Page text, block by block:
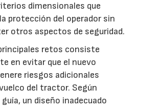
dimensionales que
protección del operador sin
otros aspectos de seguridad.
retos consiste
en evitar que el nuevo
riesgos adicionales
del tractor. Según
un diseño inadecuado